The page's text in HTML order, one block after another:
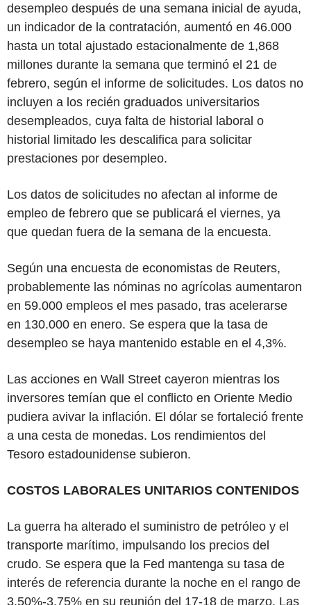
desempleo después de una semana inicial de ayuda,
un indicador de la contratación, aumentó en 46.000
hasta un total ajustado estacionalmente de 1,868
millones durante la semana que terminó el 21 de
febrero, según el informe de solicitudes. Los datos no
incluyen a los recién graduados universitarios
desempleados, cuya falta de historial laboral o
historial limitado les descalifica para solicitar
prestaciones por desempleo.
Los datos de solicitudes no afectan al informe de
empleo de febrero que se publicará el viernes, ya
que quedan fuera de la semana de la encuesta.
Según una encuesta de economistas de Reuters,
probablemente las nóminas no agrícolas aumentaron
en 59.000 empleos el mes pasado, tras acelerarse
en 130.000 en enero. Se espera que la tasa de
desempleo se haya mantenido estable en el 4,3%.
Las acciones en Wall Street cayeron mientras los
inversores temían que el conflicto en Oriente Medio
pudiera avivar la inflación. El dólar se fortaleció frente
a una cesta de monedas. Los rendimientos del
Tesoro estadounidense subieron.
COSTOS LABORALES UNITARIOS CONTENIDOS
La guerra ha alterado el suministro de petróleo y el
transporte marítimo, impulsando los precios del
crudo. Se espera que la Fed mantenga su tasa de
interés de referencia durante la noche en el rango de
3,50%-3,75% en su reunión del 17-18 de marzo. Las